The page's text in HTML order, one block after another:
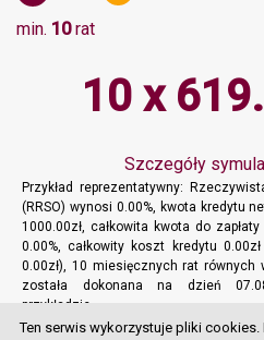
min. 10rat
10 x
Szczegóły
Przykład reprezentatywny:
(RRSO) wynosi 0.00%, kwota kredytu
1000.00zł, całkowita kwota do
0.00%, całkowity koszt kredytu
0.00zł), 10 miesięcznych rat równych
została dokonana na dzień
przykładzie.
Ten serwis wykorzystuje pliki cookies.